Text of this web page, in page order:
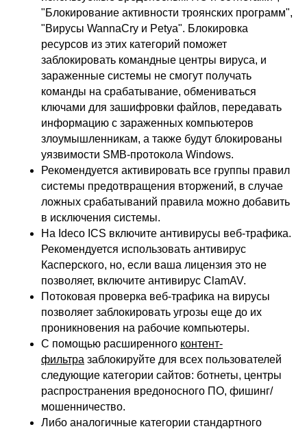
"Блокирование активности троянских программ",
"Вирусы WannaCry и Petya". Блокировка
ресурсов из этих категорий поможет
заблокировать командные центры вируса, и
зараженные системы не смогут получать
команды на срабатывание, обмениваться
ключами для зашифровки файлов, передавать
информацию с зараженных компьютеров
злоумышленникам, а также будут блокированы
уязвимости SMB-протокола Windows.
Рекомендуется активировать все группы правил
системы предотвращения вторжений, в случае
ложных срабатываний правила можно добавить
в исключения системы.
На Ideco ICS включите антивирусы веб-трафика.
Рекомендуется использовать антивирус
Касперского, но, если ваша лицензия это не
позволяет, включите антивирус ClamAV.
Потоковая проверка веб-трафика на вирусы
позволяет заблокировать угрозы еще до их
проникновения на рабочие компьютеры.
С помощью расширенного контент-
фильтра заблокируйте для всех пользователей
следующие категории сайтов: ботнеты, центры
распространения вредоносного ПО, фишинг/
мошенничество.
Либо аналогичные категории стандартного
+7 (800) 555-33-40
expert@ideco.ru
620 066, Россия, г. Екатеринбург,
ИНН 6670208848
ООО «Айдеко»
при поддержке Фонда
Содействия Инновациям